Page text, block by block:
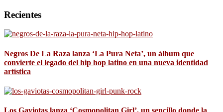
Recientes
Negros De La Raza lanza ‘La Pura Neta’, un álbum que
convierte el legado del hip hop latino en una nueva identidad
artística